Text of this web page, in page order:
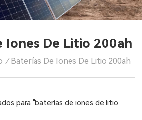
Iones De Litio 200ah
/ Baterías De Iones De Litio 200ah
para "baterías de iones de litio